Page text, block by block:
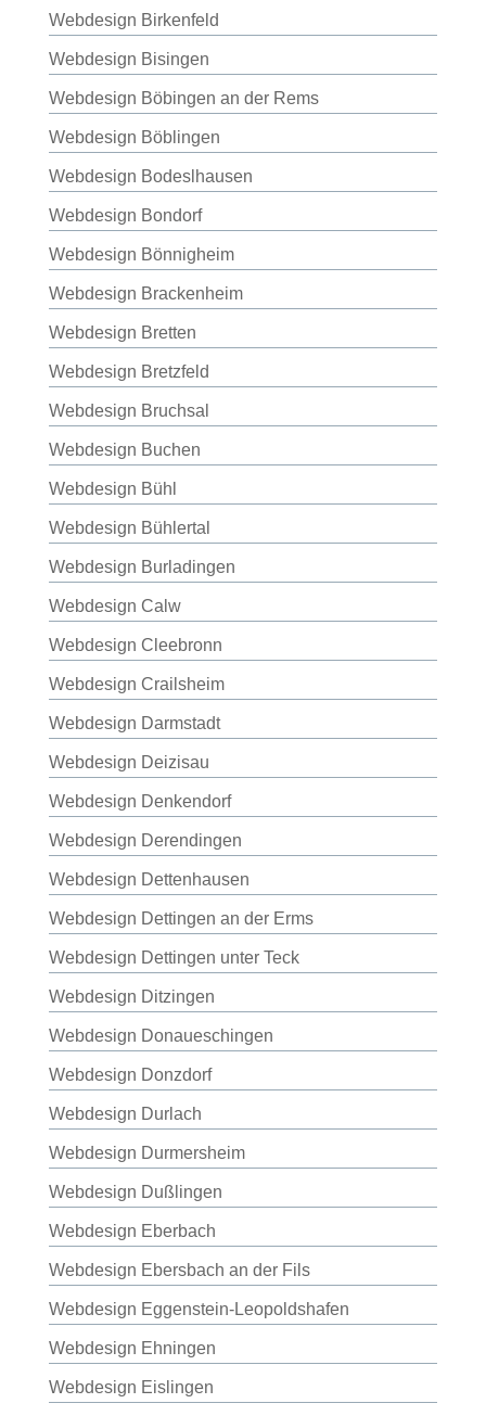
Webdesign Birkenfeld
Webdesign Bisingen
Webdesign Böbingen an der Rems
Webdesign Böblingen
Webdesign Bodeslhausen
Webdesign Bondorf
Webdesign Bönnigheim
Webdesign Brackenheim
Webdesign Bretten
Webdesign Bretzfeld
Webdesign Bruchsal
Webdesign Buchen
Webdesign Bühl
Webdesign Bühlertal
Webdesign Burladingen
Webdesign Calw
Webdesign Cleebronn
Webdesign Crailsheim
Webdesign Darmstadt
Webdesign Deizisau
Webdesign Denkendorf
Webdesign Derendingen
Webdesign Dettenhausen
Webdesign Dettingen an der Erms
Webdesign Dettingen unter Teck
Webdesign Ditzingen
Webdesign Donaueschingen
Webdesign Donzdorf
Webdesign Durlach
Webdesign Durmersheim
Webdesign Dußlingen
Webdesign Eberbach
Webdesign Ebersbach an der Fils
Webdesign Eggenstein-Leopoldshafen
Webdesign Ehningen
Webdesign Eislingen